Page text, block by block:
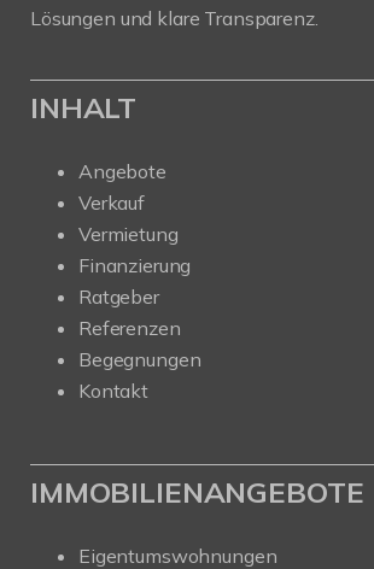
Lösungen und klare Transparenz.
INHALT
Angebote
Verkauf
Vermietung
Finanzierung
Ratgeber
Referenzen
Begegnungen
Kontakt
IMMOBILIENANGEBOTE
Eigentumswohnungen